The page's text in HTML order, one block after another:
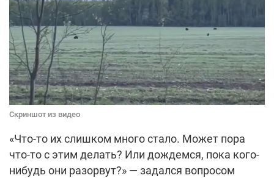
Скриншот из видео
«Что-то их слишком много стало. Может пора
что-то с этим делать? Или дождемся, пока кого-
нибудь они разорвут?» — задался вопросом